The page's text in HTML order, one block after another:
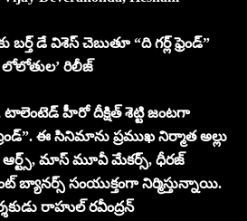
బర్త్ డే విశెస్ చెబుతూ “ది గర్ల్ ఫ్రెండ్”
రిలీజ్
టాలెంటెడ్ హీరో దీక్షిత్ శెట్టి జంటగా
ఈ సినిమాను ప్రముఖ నిర్మాత అల్లు
మాస్ మూవీ మేకర్స్, ధీరజ్
సంయుక్తంగా నిర్మిస్తున్నాయి.
రాహుల్ రవీంద్రన్